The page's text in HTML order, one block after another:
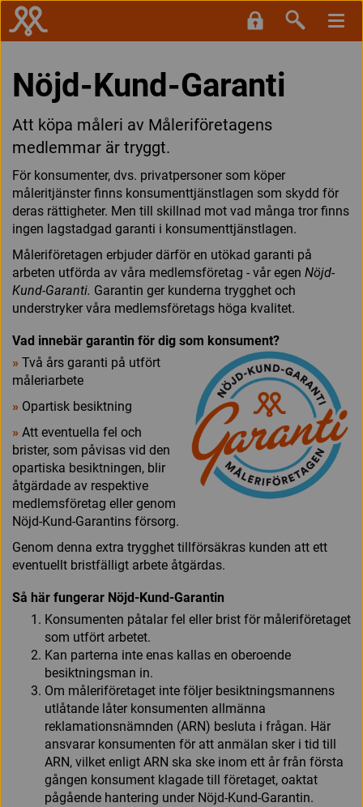
Nöjd-Kund-Garanti
Att köpa måleri av Måleriföretagens
medlemmar är tryggt.
För konsumenter, dvs. privatpersoner som köper
måleritjänster finns konsumenttjänstlagen som skydd för
deras rättigheter. Men till skillnad mot vad många tror finns
ingen lagstadgad garanti i konsumenttjänstlagen.
Måleriföretagen erbjuder därför en utökad garanti på
arbeten utförda av våra medlemsföretag - vår egen Nöjd-
Kund-Garanti. Garantin ger kunderna trygghet och
understryker våra medlemsföretags höga kvalitet.
Vad innebär garantin för dig som konsument?
» Två års garanti på utfört
måleriarbete
» Opartisk besiktning
» Att eventuella fel och
brister, som påvisas vid den
opartiska besiktningen, blir
åtgärdade av respektive
medlemsföretag eller genom
Nöjd-Kund-Garantins försorg.
Genom denna extra trygghet tillförsäkras kunden att ett
eventuellt bristfälligt arbete åtgärdas.
Så här fungerar Nöjd-Kund-Garantin
Konsumenten påtalar fel eller brist för måleriföretaget
som utfört arbetet.
Kan parterna inte enas kallas en oberoende
besiktningsman in.
Om måleriföretaget inte följer besiktningsmannens
utlåtande låter konsumenten allmänna
reklamationsnämnden (ARN) besluta i frågan. Här
ansvarar konsumenten för att anmälan sker i tid till
ARN, vilket enligt ARN ska ske inom ett år från första
gången konsument klagade till företaget, oaktat
pågående hantering under Nöjd-Kund-Garantin.